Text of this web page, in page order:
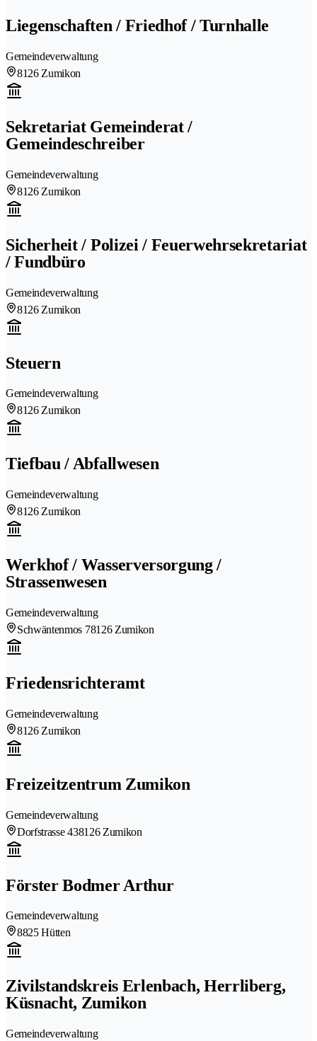
Liegenschaften / Friedhof / Turnhalle
Gemeindeverwaltung
8126 Zumikon
Sekretariat Gemeinderat /
Gemeindeschreiber
Gemeindeverwaltung
8126 Zumikon
Sicherheit / Polizei / Feuerwehrsekretariat
/ Fundbüro
Gemeindeverwaltung
8126 Zumikon
Steuern
Gemeindeverwaltung
8126 Zumikon
Tiefbau / Abfallwesen
Gemeindeverwaltung
8126 Zumikon
Werkhof / Wasserversorgung /
Strassenwesen
Gemeindeverwaltung
Schwäntenmos 78126 Zumikon
Friedensrichteramt
Gemeindeverwaltung
8126 Zumikon
Freizeitzentrum Zumikon
Gemeindeverwaltung
Dorfstrasse 438126 Zumikon
Förster Bodmer Arthur
Gemeindeverwaltung
8825 Hütten
Zivilstandskreis Erlenbach, Herrliberg,
Küsnacht, Zumikon
Gemeindeverwaltung